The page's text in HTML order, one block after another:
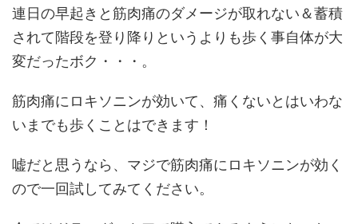
連日の早起きと筋肉痛のダメージが取れない＆蓄積
されて階段を登り降りというよりも歩く事自体が大
変だったボク・・・。
筋肉痛にロキソニンが効いて、痛くないとはいわな
いまでも歩くことはできます！
嘘だと思うなら、マジで筋肉痛にロキソニンが効く
ので一回試してみてください。